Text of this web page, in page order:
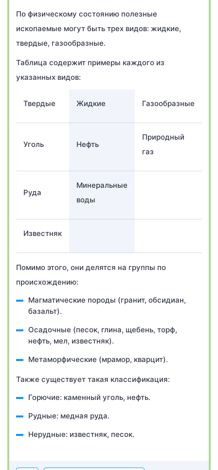
По физическому состоянию полезные
ископаемые могут быть трех видов: жидкие,
твердые, газообразные.
Таблица содержит примеры каждого из
указанных видов:
Твердые Жидкие Газообразные
Уголь Нефть
Природный
газ
Руда
Минеральные
воды
Известняк
Помимо этого, они делятся на группы по
происхождению:
Магматические породы (гранит, обсидиан,
базальт).
Осадочные (песок, глина, щебень, торф,
нефть, мел, известняк).
Метаморфические (мрамор, кварцит).
Также существует такая классификация:
Горючие: каменный уголь, нефть.
Рудные: медная руда.
Нерудные: известняк, песок.